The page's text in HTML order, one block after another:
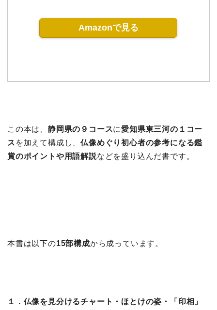
Amazonで見る
この本は、 静岡県の９コースに愛知県東三河の１コー
ス を加えて構成し、仏像めぐり初心者の参考になる鑑
賞のポイントや用語解説などを盛り込んだ書です。
本書は以下の15部構成から成っています。
１．仏像を見分けるチャート・ほとけの姿・「印相」